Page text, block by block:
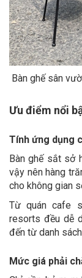
Bàn ghế sân
Ưu điểm nổi
Tính ứng dụng
Bàn ghế sắt sở
vậy nên hàng
cho không gian
Từ quán cafe
resorts đều dễ
đến từ danh
Mức giá phải